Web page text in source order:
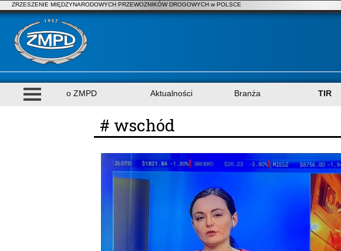
ZRZESZENIE MIĘDZYNARODOWYCH PRZEWOZNIKÓW DROGOWYCH w POLSCE
o ZMPD Aktualności Branża TIR
# wschód